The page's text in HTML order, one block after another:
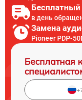
в день
Замена
Pioneer PDP-
Бесплатная